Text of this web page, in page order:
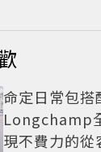
命定日常包搭
Longchamp
現不費力的從